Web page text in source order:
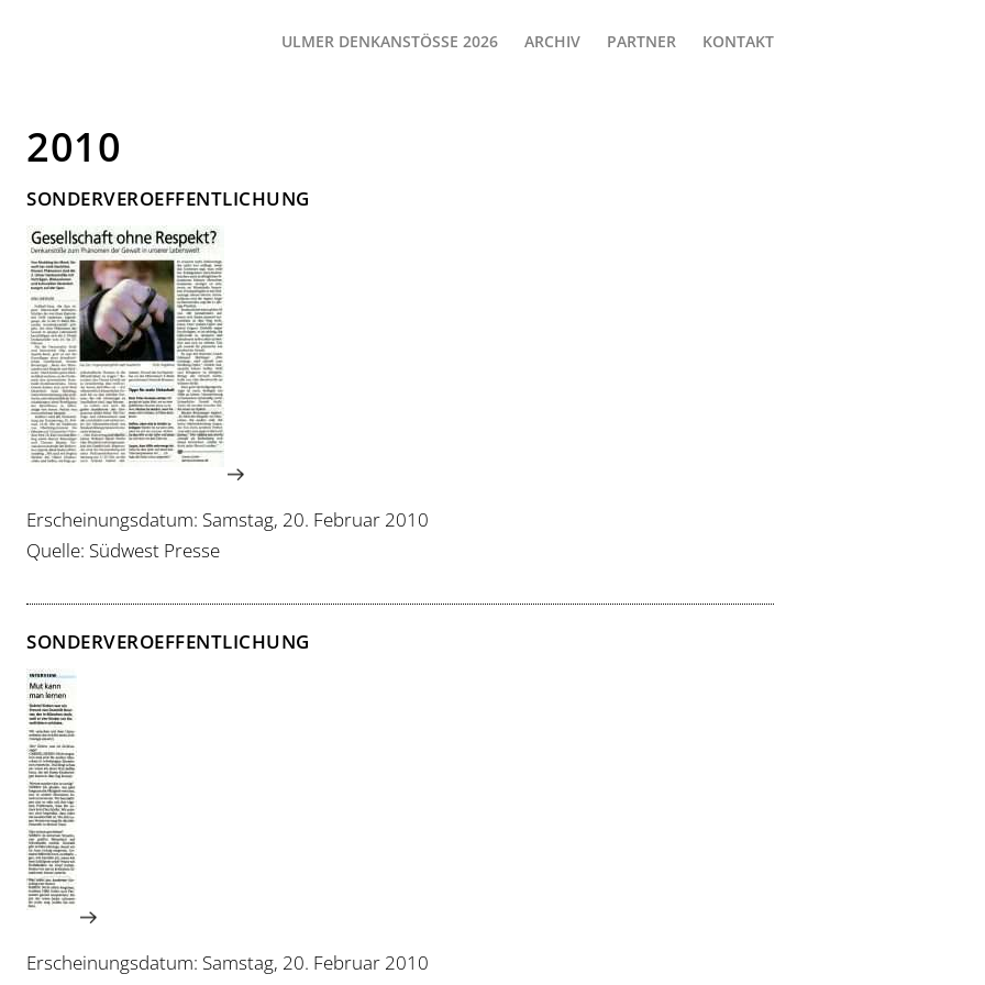
ULMER DENKANSTÖSSE 2026 ARCHIV PARTNER KONTAKT
2010
SONDERVEROEFFENTLICHUNG
Erscheinungsdatum: Samstag, 20. Februar 2010
Quelle: Südwest Presse
SONDERVEROEFFENTLICHUNG
Erscheinungsdatum: Samstag, 20. Februar 2010